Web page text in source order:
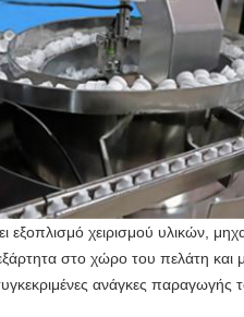
χειρισμού υλικών,
στο χώρο του πελάτη
ανάγκες παραγωγής